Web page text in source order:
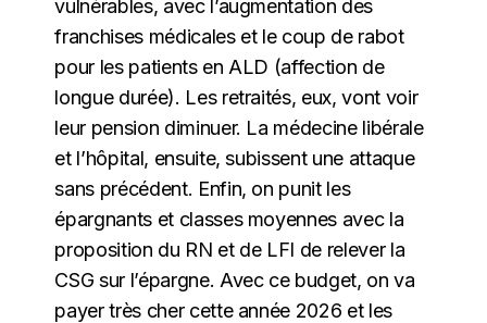
vulnérables, avec l’augmentation des
franchises médicales et le coup de rabot
pour les patients en ALD (affection de
longue durée). Les retraités, eux, vont voir
leur pension diminuer. La médecine libérale
et l’hôpital, ensuite, subissent une attaque
sans précédent. Enfin, on punit les
épargnants et classes moyennes avec la
proposition du RN et de LFI de relever la
CSG sur l’épargne. Avec ce budget, on va
payer très cher cette année 2026 et les